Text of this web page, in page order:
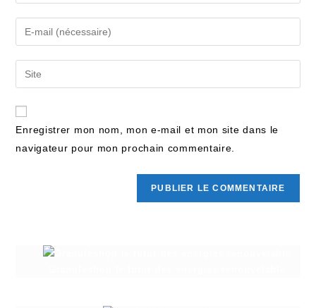
Enregistrer mon nom, mon e-mail et mon site dans le
navigateur pour mon prochain commentaire.